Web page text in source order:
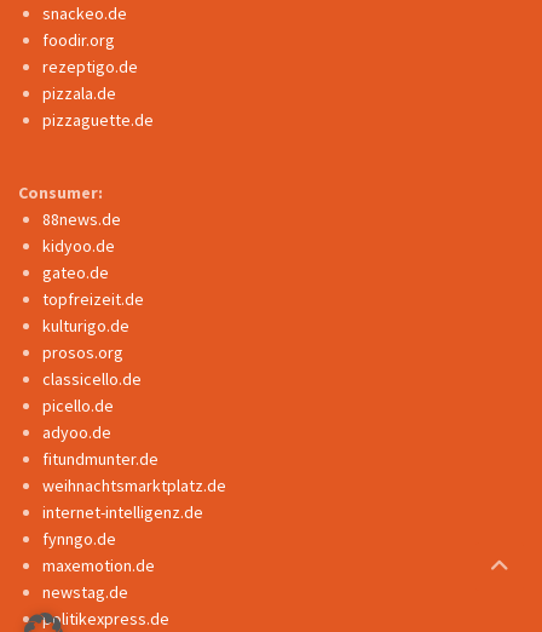
snackeo.de
foodir.org
rezeptigo.de
pizzala.de
pizzaguette.de
Consumer:
88news.de
kidyoo.de
gateo.de
topfreizeit.de
kulturigo.de
prosos.org
classicello.de
picello.de
adyoo.de
fitundmunter.de
weihnachtsmarktplatz.de
internet-intelligenz.de
fynngo.de
maxemotion.de
newstag.de
politikexpress.de